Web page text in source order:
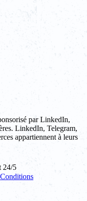
par LinkedIn,
LinkedIn, Telegram,
appartiennent à leurs
24/5
Conditions